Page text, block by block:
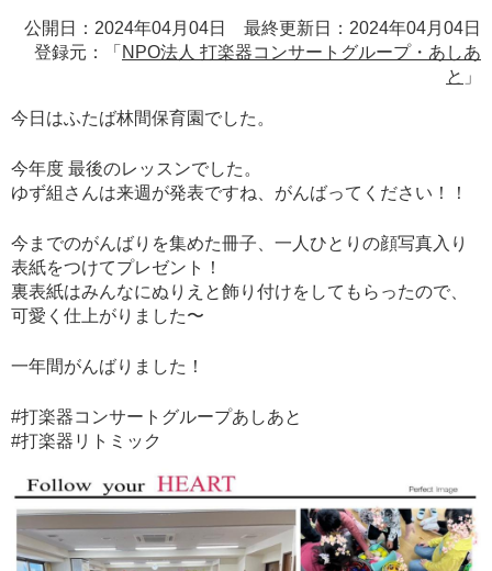
公開日：2024年04月04日 最終更新日：2024年04月04日
登録元：「 NPO法人 打楽器コンサートグループ・あしあ
と 」
今日はふたば林間保育園でした。
今年度 最後のレッスンでした。
ゆず組さんは来週が発表ですね、がんばってください！！
今までのがんばりを集めた冊子、一人ひとりの顔写真入り
表紙をつけてプレゼント！
裏表紙はみんなにぬりえと飾り付けをしてもらったので、
可愛く仕上がりました〜
一年間がんばりました！
#打楽器コンサートグループあしあと
#打楽器リトミック